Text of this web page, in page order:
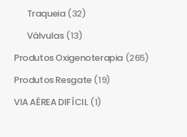
Traqueia (32)
Válvulas (13)
Produtos Oxigenoterapia (265)
Produtos Resgate (19)
VIA AÉREA DIFÍCIL (1)